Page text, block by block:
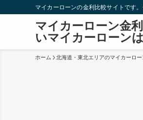
マイカーローンの金利比較サイトです
マイカーローン金
いマイカーローン
ホーム 北海道・東北エリアのマイカーロー